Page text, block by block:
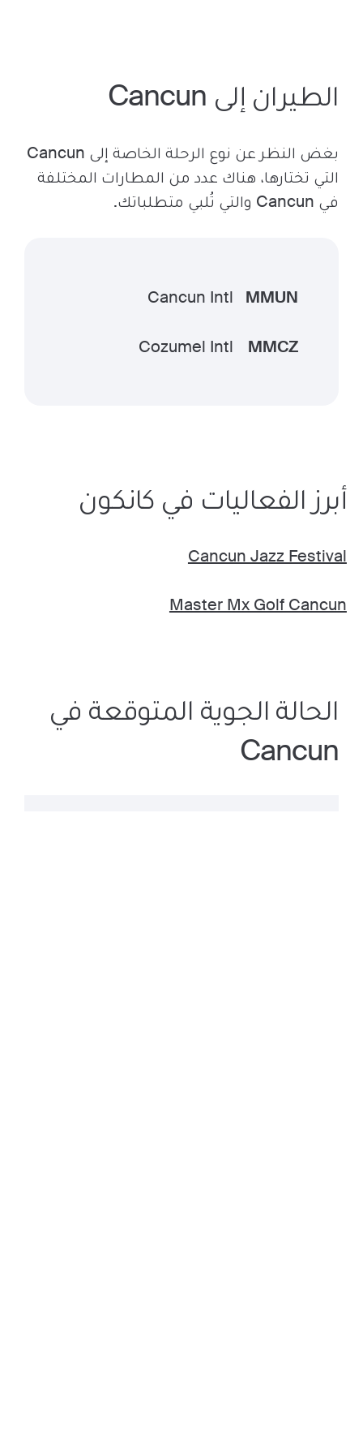
الطيران إلى Cancun
بغض النظر عن نوع الرحلة الخاصة إلى Cancun
التي تختارها، هناك عدد من المطارات المختلفة
في Cancun والتي تُلبي متطلباتك.
MMUN
Cancun Intl
MMCZ
Cozumel Intl
أبرز الفعاليات في كانكون
Cancun Jazz Festival
Master Mx Golf Cancun
الحالة الجوية المتوقعة في
Cancun